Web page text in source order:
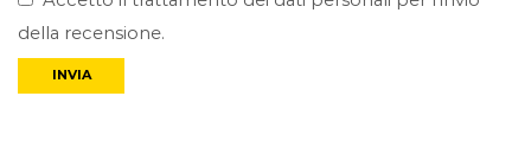
della recensione.